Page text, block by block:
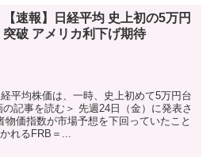
【速報】日経平均 史上初の5万円
突破 アメリカ利下げ期待
平均株価は、一時、史上初めて5万円台
記事を読む＞ 先週24日（金）に発表さ
価指数が市場予想を下回っていたこと
れるFRB＝...